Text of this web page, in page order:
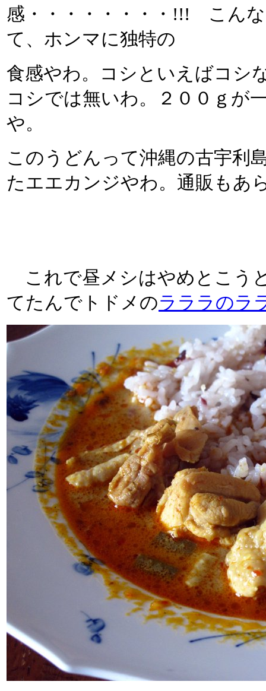
感・・・・・・・・!!! こん
て、ホンマに独特の
食感やわ。コシといえばコシ
コシでは無いわ。２００ｇが
や。
このうどんって沖縄の古宇利
たエエカンジやわ。通販もあ
これで昼メシはやめとこう
てたんでトドメのラララのラ